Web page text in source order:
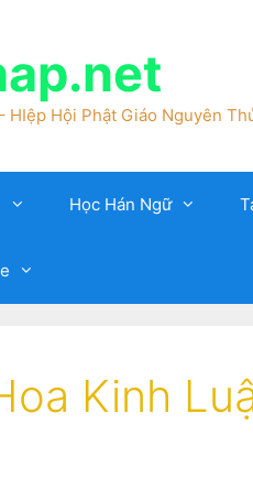
HIệp Hội Phật Giáo Nguyên
Học Hán Ngữ
Kinh